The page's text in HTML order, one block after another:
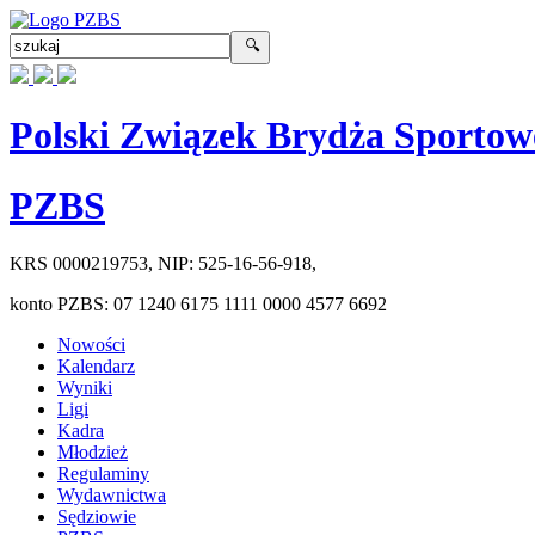
Polski Związek Brydża
PZBS
KRS 0000219753, NIP: 525-16-56-918,
konto PZBS: 07 1240 6175 1111 0000 4577 6692
Nowości
Kalendarz
Wyniki
Ligi
Kadra
Młodzież
Regulaminy
Wydawnictwa
Sędziowie